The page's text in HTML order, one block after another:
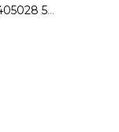
Kreuzgelenk Fiat Bravo 09050405028 50410545